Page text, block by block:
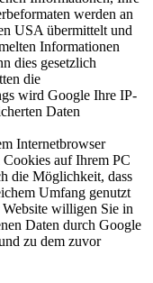
werden an
USA übermittelt und
Informationen
dies gesetzlich
die
wird Google Ihre IP-
Daten
Internetbrowser
Cookies auf Ihrem PC
die Möglichkeit, dass
Umfang genutzt
willigen Sie in
Daten durch Google
zu dem zuvor